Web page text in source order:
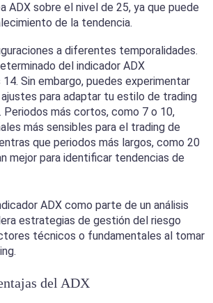
ADX sobre el nivel de 25, ya que puede
de la tendencia.
a diferentes temporalidades.
del indicador ADX
Sin embargo, puedes experimentar
para adaptar tu estilo de trading
Periodos más cortos, como 7 o 10,
más sensibles para el trading de
que periodos más largos, como 20
mejor para identificar tendencias de
ADX como parte de un análisis
estrategias de gestión del riesgo
técnicos o fundamentales al tomar
del ADX